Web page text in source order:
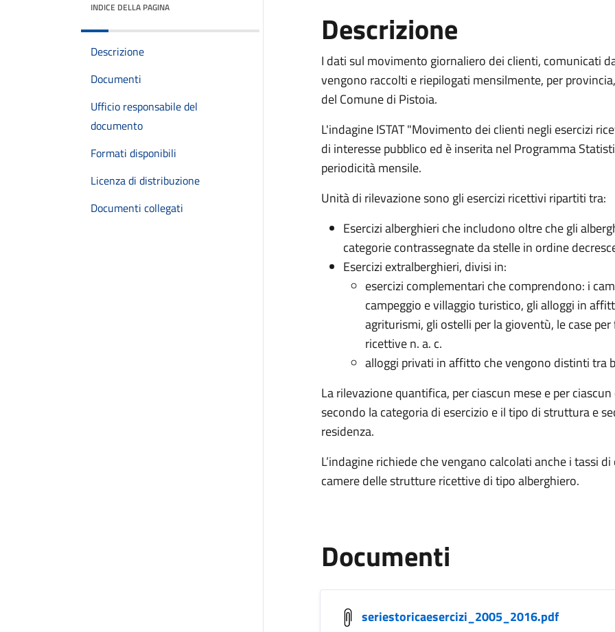
INDICE DELLA PAGINA
Descrizione
Documenti
Ufficio responsabile del
documento
Formati disponibili
Licenza di distribuzione
Documenti collegati
Descrizione
I dati sul movimento giornaliero dei clienti, comunicati
vengono raccolti e riepilogati mensilmente, per
del Comune di Pistoia.
L'indagine ISTAT "Movimento dei clienti negli esercizi
di interesse pubblico ed è inserita nel Programma
periodicità mensile.
Unità di rilevazione sono gli esercizi ricettivi ripartiti tra:
Esercizi alberghieri che includono oltre che gli
categorie contrassegnate da stelle in ordine
Esercizi extralberghieri, divisi in:
esercizi complementari che comprendono: i
campeggio e villaggio turistico, gli alloggi in
agriturismi, gli ostelli per la gioventù, le case
ricettive n. a. c.
alloggi privati in affitto che vengono distinti tra
La rilevazione quantifica, per ciascun mese e per
secondo la categoria di esercizio e il tipo di struttura e
residenza.
L’indagine richiede che vengano calcolati anche i tassi
camere delle strutture ricettive di tipo alberghiero.
Documenti
seriestoricaesercizi_2005_2016.pdf